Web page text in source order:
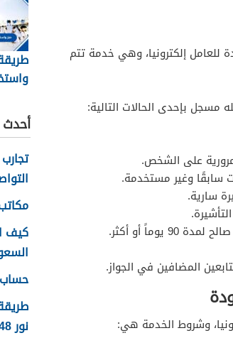
للعامل إلكترونيا، وهي خدمة تتم
مسجل بإحدى الحالات التالية:
على الشخص.
سابقًا وغير مستخدمة.
سارية.
أو أكثر.
المضافين في الجواز.
وشروط الخدمة هي:
أحدث
كيف
حساب
نور 1448